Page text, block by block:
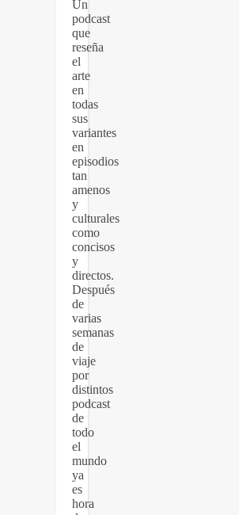
Un
podcast
que
reseña
el
arte
en
todas
sus
variantes
en
episodios
tan
amenos
y
culturales
como
concisos
y
directos.
Después
de
varias
semanas
de
viaje
por
distintos
podcast
de
todo
el
mundo
ya
es
hora